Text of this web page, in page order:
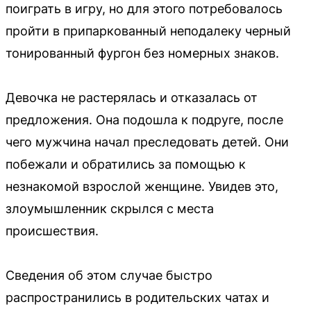
поиграть в игру, но для этого потребовалось
пройти в припаркованный неподалеку черный
тонированный фургон без номерных знаков.
Девочка не растерялась и отказалась от
предложения. Она подошла к подруге, после
чего мужчина начал преследовать детей. Они
побежали и обратились за помощью к
незнакомой взрослой женщине. Увидев это,
злоумышленник скрылся с места
происшествия.
Сведения об этом случае быстро
распространились в родительских чатах и